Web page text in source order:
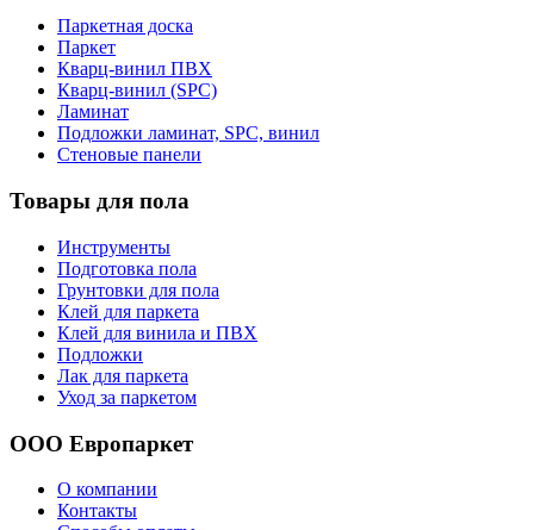
Паркетная доска
Паркет
Кварц-винил ПВХ
Кварц-винил (SPC)
Ламинат
Подложки ламинат, SPC, винил
Стеновые панели
Товары для пола
Инструменты
Подготовка пола
Грунтовки для пола
Клей для паркета
Клей для винила и ПВХ
Подложки
Лак для паркета
Уход за паркетом
ООО Европаркет
О компании
Контакты